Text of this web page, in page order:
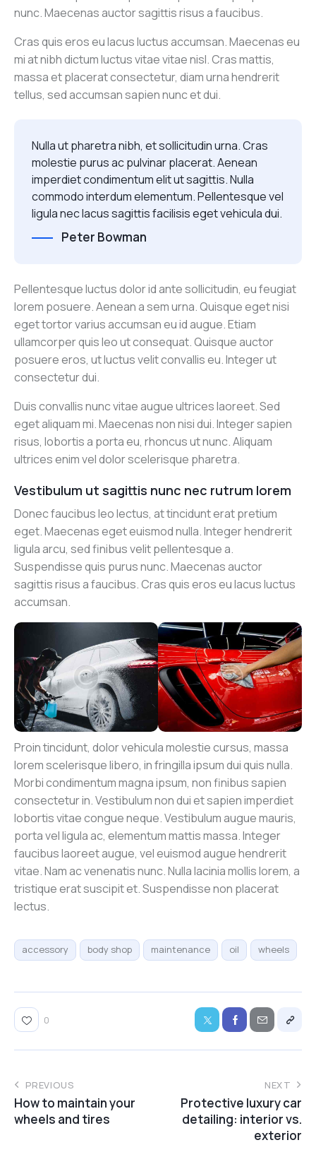
nunc. Maecenas auctor sagittis risus a faucibus.
Cras quis eros eu lacus luctus accumsan. Maecenas eu
mi at nibh dictum luctus vitae vitae nisl. Cras mattis,
massa et placerat consectetur, diam urna hendrerit
tellus, sed accumsan sapien nunc et dui.
Nulla ut pharetra nibh, et sollicitudin urna. Cras
molestie purus ac pulvinar placerat. Aenean
imperdiet condimentum elit ut sagittis. Nulla
commodo interdum elementum. Pellentesque vel
ligula nec lacus sagittis facilisis eget vehicula dui.
Peter Bowman
Pellentesque luctus dolor id ante sollicitudin, eu feugiat
lorem posuere. Aenean a sem urna. Quisque eget nisi
eget tortor varius accumsan eu id augue. Etiam
ullamcorper quis leo ut consequat. Quisque auctor
posuere eros, ut luctus velit convallis eu. Integer ut
consectetur dui.
Duis convallis nunc vitae augue ultrices laoreet. Sed
eget aliquam mi. Maecenas non nisi dui. Integer sapien
risus, lobortis a porta eu, rhoncus ut nunc. Aliquam
ultrices enim vel dolor scelerisque pharetra.
Vestibulum ut sagittis nunc nec rutrum lorem
Donec faucibus leo lectus, at tincidunt erat pretium
eget. Maecenas eget euismod nulla. Integer hendrerit
ligula arcu, sed finibus velit pellentesque a.
Suspendisse quis purus nunc. Maecenas auctor
sagittis risus a faucibus. Cras quis eros eu lacus luctus
accumsan.
Proin tincidunt, dolor vehicula molestie cursus, massa
lorem scelerisque libero, in fringilla ipsum dui quis nulla.
Morbi condimentum magna ipsum, non finibus sapien
consectetur in. Vestibulum non dui et sapien imperdiet
lobortis vitae congue neque. Vestibulum augue mauris,
porta vel ligula ac, elementum mattis massa. Integer
faucibus laoreet augue, vel euismod augue hendrerit
vitae. Nam ac venenatis nunc. Nulla lacinia mollis lorem, a
tristique erat suscipit et. Suspendisse non placerat
lectus.
accessory body shop maintenance oil wheels
0
PREVIOUS
How to maintain your
wheels and tires
NEXT
Protective luxury car
detailing: interior vs.
exterior